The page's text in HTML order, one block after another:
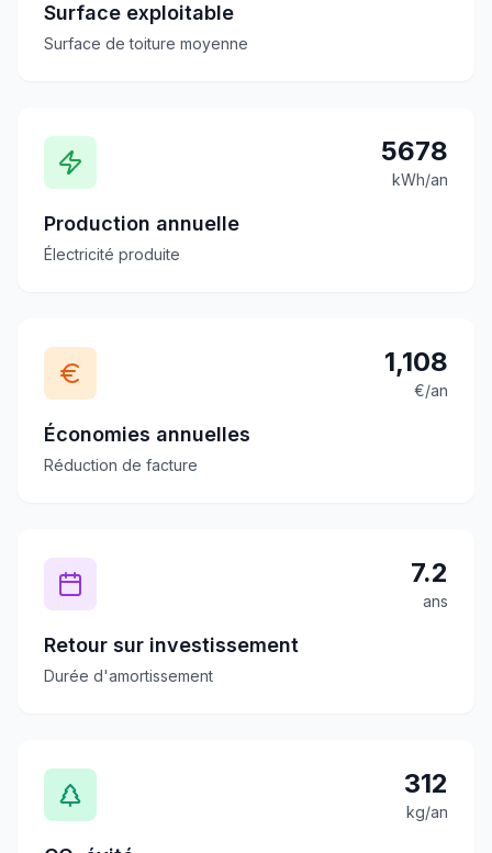
Surface exploitable
Surface de toiture moyenne
5678
kWh/an
Production annuelle
Électricité produite
1,108
€/an
Économies annuelles
Réduction de facture
7.2
ans
Retour sur investissement
Durée d'amortissement
312
kg/an